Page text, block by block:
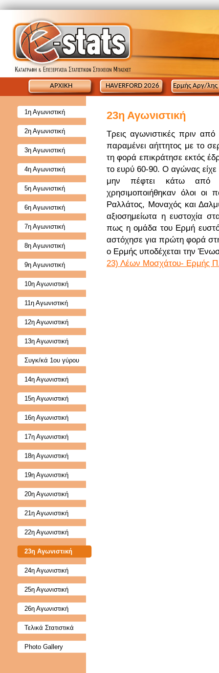
ΑΡΧΙΚΗ HAVERFORD 2026 Ερμής Αργ/
1η Αγωνιστική
2η Αγωνιστική
3η Αγωνιστική
4η Αγωνιστική
5η Αγωνιστική
6η Αγωνιστική
7η Αγωνιστική
8η Αγωνιστική
9η Αγωνιστική
10η Αγωνιστική
11η Αγωνιστική
12η Αγωνιστική
13η Αγωνιστική
Συγκ/κά 1ου γύρου
14η Αγωνιστική
15η Αγωνιστική
16η Αγωνιστική
17η Αγωνιστική
18η Αγωνιστική
19η Αγωνιστική
20η Αγωνιστική
21η Αγωνιστική
22η Αγωνιστική
23η Αγωνιστική
24η Αγωνιστική
25η Αγωνιστική
26η Αγωνιστική
Τελικά Στατιστικά
Photo Gallery
23η Αγωνιστική
Τρεις αγωνιστικές πριν
παραμένει αήττητος με το
τη φορά επικράτησε εκτός
το ευρύ 60-90. Ο αγώνας
μην πέφτει κάτω από
χρησιμοποιήθηκαν όλοι οι
Ραλλάτος, Μοναχός και
αξιοσημείωτα η ευστοχία
πως η ομάδα του Ερμή
αστόχησε για πρώτη φορά
ο Ερμής υποδέχεται την
23) Λέων Μοσχάτου- Ερμής